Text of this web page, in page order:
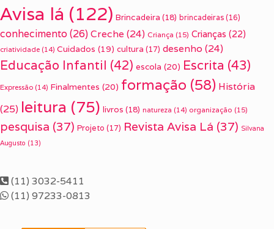
Avisa lá (122) Brincadeira (18) brincadeiras (16)
conhecimento(26) Creche (24) Criança (15) Crianças (22)
criatividade (14) Cuidados (19) cultura (17) desenho (24)
Educação Infantil (42) escola (20) Escrita (43)
Expressão (14) Finalmentes (20) formação (58) História
(25) leitura (75) livros (18) natureza (14) organização (15)
pesquisa (37) Projeto (17) Revista Avisa Lá (37) Silvana
Augusto (13)
(11) 3032-5411
(11) 97233-0813